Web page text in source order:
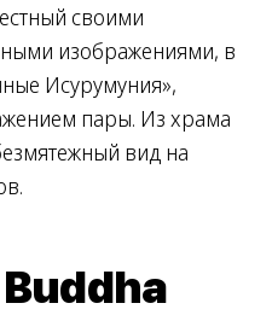
своими
изображениями, в
Исурумуния»,
пары. Из храма
вид на